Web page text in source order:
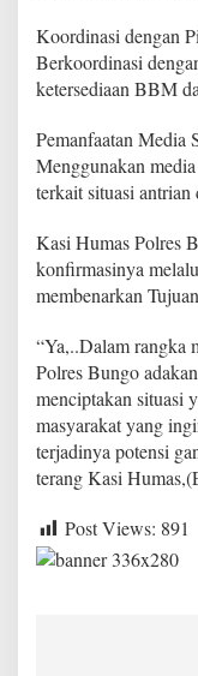
o
n
d
i
i
A
n
t
i
a
B
M
T
e
t
i
b
a
Koordinasi dengan
Berkoordinasi
ketersediaan BBM
Pemanfaatan Media
Menggunakan
terkait situasi
Kasi Humas Polres
konfirmasinya
membenarkan
“Ya,..Dalam rangka
Polres Bungo
menciptakan situasi
masyarakat yang
terjadinya potensi
terang Kasi
Post Views: 891